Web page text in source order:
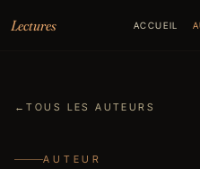
Lectures
ACCUEIL
←TOUS LES AUTEURS
AUTEUR